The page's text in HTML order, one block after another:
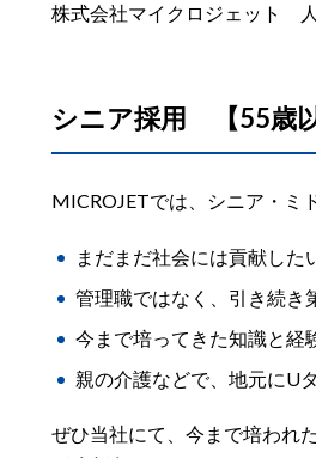
株式会社マイクロジェット
シニア採用 【55歳以
MICROJETでは、シニア・ミ
まだまだ社会には貢献し
管理職ではなく、引き続き
今まで培ってきた知識と経
親の介護などで、地元にU
ぜひ当社にて、今まで培われ